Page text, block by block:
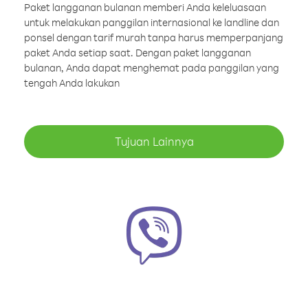
Paket langganan bulanan memberi Anda keleluasaan
untuk melakukan panggilan internasional ke landline dan
ponsel dengan tarif murah tanpa harus memperpanjang
paket Anda setiap saat. Dengan paket langganan
bulanan, Anda dapat menghemat pada panggilan yang
tengah Anda lakukan
Tujuan Lainnya